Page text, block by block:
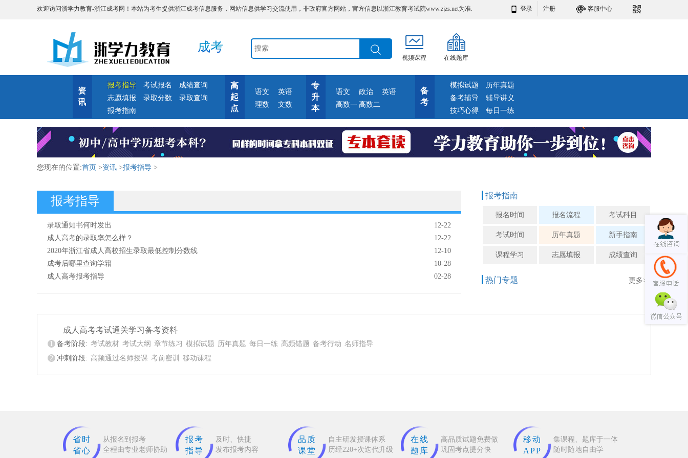
欢迎访问浙学力教育-浙江成考网！本站为考生提供浙江成考信息服务，网站信息供学习交流使用，非政府官方网站，官方信息以浙江教育考试院www.zjzs.net为准. 登录 注册 客服中心
成考
视频课程 在线题库
资
讯
报考指导 考试报名
成绩查询
志愿填报
录取分数
录取查询
报考指南
高
起
点
语文
英语
理数
文数
专
升
本
语文 政治
英语
高数一 高数二
备
考
模拟试题
历年真题
备考辅导
辅导讲义
技巧心得
每日一练
您现在的位置:首页 >资讯 >报考指导 >
报考指导
录取通知书何时发出
12-22
成人高考的录取率怎么样？
12-22
2020年浙江省成人高校招生录取最低控制分数线
12-10
成考后哪里查询学籍
10-28
成人高考报考指导
02-28
报考指南
报名时间 报名流程 考试科目
考试时间 历年真题 新手指南
课程学习 志愿填报 成绩查询
热门专题 更多>>
成人高考考试通关学习备考资料
1 备考阶段: 考试教材 考试大纲 章节练习 模拟试题 历年真题 每日一练 高频错题 备考行动 名师指导
2 冲刺阶段: 高频通过名师授课 考前密训 移动课程
省时
省心
从报名到报考
全程由专业老师协助
报考
指导
及时、快捷
发布报考内容
品质
课堂
自主研发授课体系
历经220+次迭代升级
在线
题库
高品质试题免费做
巩固考点提分快
移动
APP
集课程、题库于一体
随时随地自由学